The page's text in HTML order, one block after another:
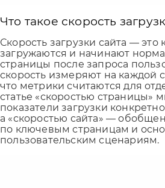
Что такое скорость
Скорость загрузки сайта — это
загружаются и начинают
страницы после запроса
скорость измеряют на каждой
что метрики считаются для
статье «скоростью страницы»
показатели загрузки
а «скоростью сайта» —
по ключевым страницам и
пользовательским сценариям.